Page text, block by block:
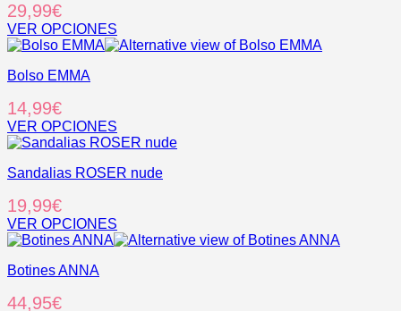
variantes.
Las
opciones
pueden
en
la
página
producto
29,99€
VER OPCIONES
Este
tiene
variantes.
Las
opciones
pueden
en
la
página
producto
Bolso EMMA
14,99€
VER OPCIONES
Este
tiene
variantes.
Las
opciones
pueden
en
Sandalias ROSER nude
19,99€
VER OPCIONES
Este
tiene
variantes.
Botines ANNA
44,95€